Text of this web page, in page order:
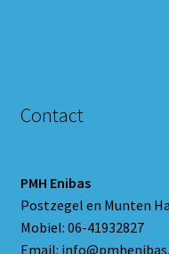
Contact
PMH Enibas
Postzegel en Munten
Mobiel: 06-41932827
Email: